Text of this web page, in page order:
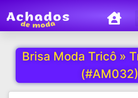
Brisa Moda Tricô »
(#AM032)